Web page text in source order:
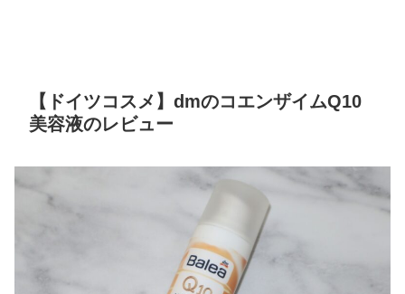
【ドイツコスメ】dmのコエンザイムQ10
美容液のレビュー